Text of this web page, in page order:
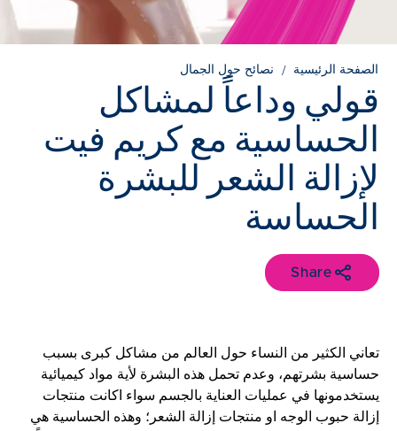
الصفحة الرئيسية نصائح حول الجمال
قولي وداعاً لمشاكل
الحساسية مع كريم فيت
لإزالة الشعر للبشرة
الحساسة
Share
تعاني الكثير من النساء حول العالم من مشاكل كبرى بسبب
حساسية بشرتهم، وعدم تحمل هذه البشرة لأية مواد كيميائية
يستخدمونها في عمليات العناية بالجسم سواء اكانت منتجات
إزالة حبوب الوجه او منتجات إزالة الشعر؛ وهذه الحساسية هي